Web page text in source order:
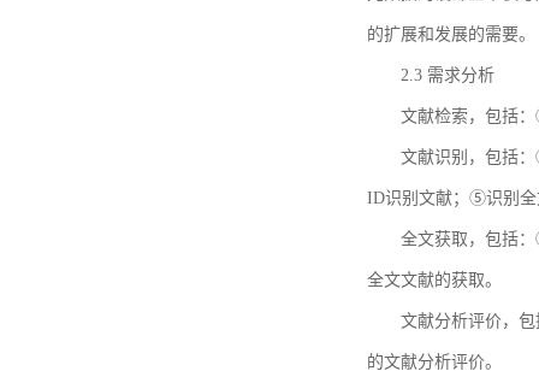
的扩展和发展的需要。
2.3 需求分析
文献检索，包括
文献识别，包括
ID识别文献；⑤识别全
全文获取，包括
全文文献的获取。
文献分析评价，
的文献分析评价。